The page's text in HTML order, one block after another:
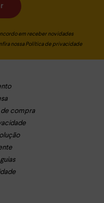
em receber novidades
nossaPolítica de privacidade
compra